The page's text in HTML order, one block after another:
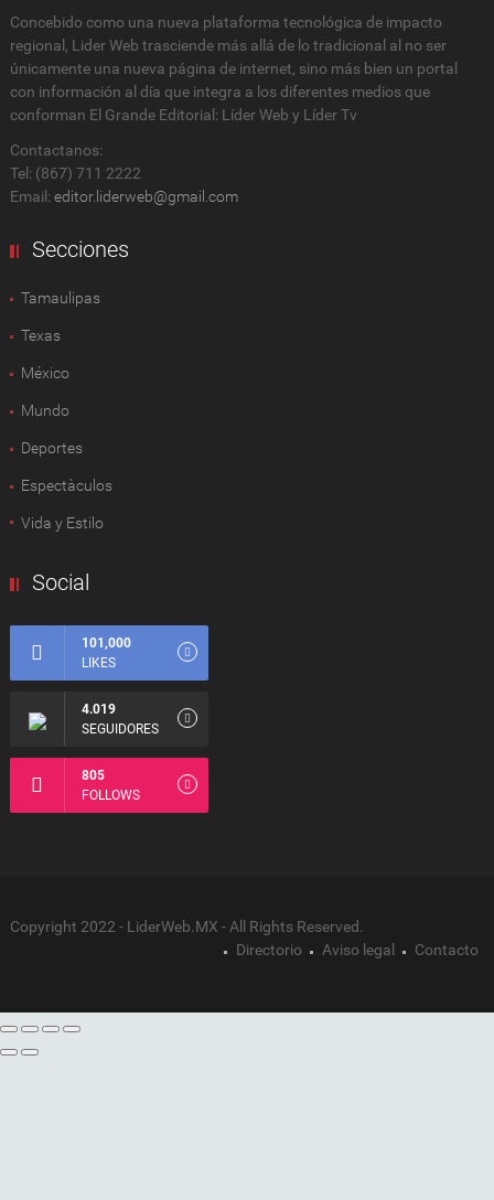
Concebido como una nueva plataforma tecnológica de impacto
regional, Lider Web trasciende más allá de lo tradicional al no ser
únicamente una nueva página de internet, sino más bien un portal
con información al día que integra a los diferentes medios que
conforman El Grande Editorial: Líder Web y Líder Tv
Contactanos:
Tel: (867) 711 2222
Email: editor.liderweb@gmail.com
Secciones
Tamaulipas
Texas
México
Mundo
Deportes
Espectàculos
Vida y Estilo
Social
101,000
LIKES
4.019
SEGUIDORES
805
FOLLOWS
Copyright 2022 - LiderWeb.MX - All Rights Reserved.
Directorio
Aviso legal Contacto